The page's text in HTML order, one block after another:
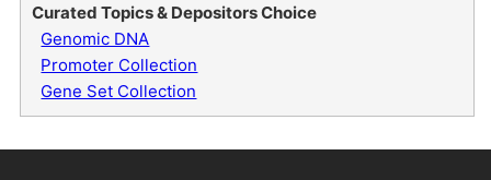
Curated Topics & Depositors Choice
Genomic DNA
Promoter Collection
Gene Set Collection